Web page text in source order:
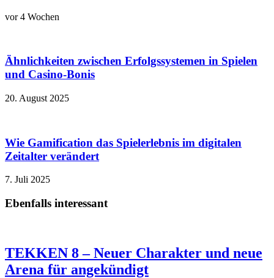
vor 4 Wochen
Ähnlichkeiten zwischen Erfolgssystemen in Spielen
und Casino‑Bonis
20. August 2025
Wie Gamification das Spielerlebnis im digitalen
Zeitalter verändert
7. Juli 2025
Ebenfalls interessant
TEKKEN 8 – Neuer Charakter und neue
Arena für angekündigt